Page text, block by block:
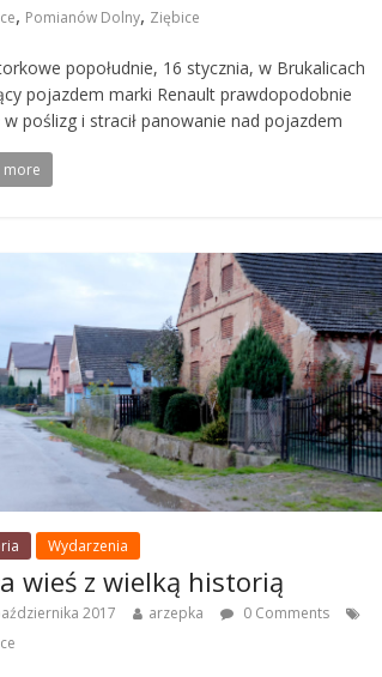
, Pomianów Dolny, Ziębice
popołudnie, 16 stycznia, w Brukalicach
pojazdem marki Renault prawdopodobnie
w poślizg i stracił panowanie nad pojazdem
more
Wydarzenia
wieś z wielką historią
2017 arzepka
0 Comments